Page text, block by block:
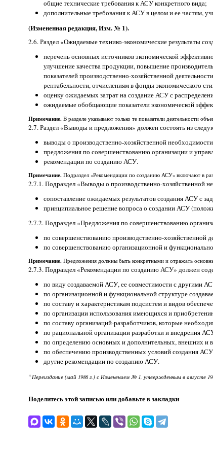
общие технические требования к АСУ конкретного вида;
дополнительные требования к АСУ в целом и ее частям,
(Измененная редакция, Изм. № 1).
2.6. Раздел «Ожидаемые технико-экономические результаты
перечень основных источников экономической
улучшение качества продукции, повышение
показателей производственно-хозяйственной
рентабельности, отчислениям в фонды экономического
оценку ожидаемых затрат на создание АСУ с
ожидаемые обобщающие показатели экономической
Примечание. В разделе указывают только те показатели деятельности
2.7. Раздел «Выводы и предложения» должен состоять из
выводы о производственно-хозяйственной
предложения по совершенствованию организации и
рекомендации по созданию АСУ.
Примечание. Подраздел «Рекомендации по созданию АСУ» включают в
2.7.1. Подраздел «Выводы о производственно-хозяйственной
сопоставление ожидаемых результатов создания АСУ с
принципиальное решение вопроса о создании АСУ
2.7.2. Подраздел «Предложения по совершенствованию
по совершенствованию производственно-хозяйственной
по совершенствованию организационной и
Примечание. Предложения должны быть конкретными и отражать
2.7.3. Подраздел «Рекомендации по созданию АСУ» должен
по виду создаваемой АСУ, ее совместимости с другими
по организационной и функциональной структуре
по составу и характеристикам подсистем и видов
по организации использования имеющихся и
по составу организаций-разработчиков, которые
по рациональной организации разработки и внедрения
по определению основных и дополнительных, внешних и
по обеспечению производственных условий создания
другие рекомендации по созданию АСУ.
*Переиздание (май 1986 г.) с Изменением № 1, утвержденным в августе
Поделитесь этой записью или добавьте в закладки